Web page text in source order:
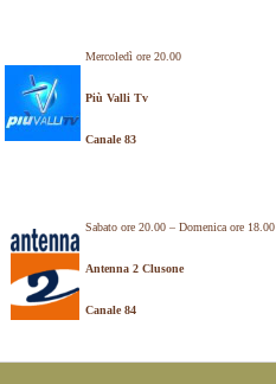
Mercoledì ore 20.00
Più Valli Tv
Canale 83
Sabato ore 20.00 – Domenica ore 18.00
Antenna 2 Clusone
Canale 84